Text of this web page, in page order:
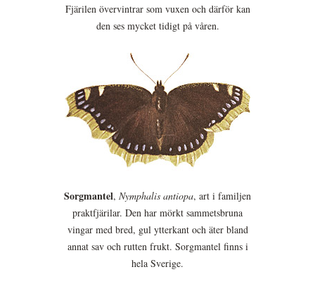
Fjärilen övervintrar som vuxen och därför kan
den ses mycket tidigt på våren.
Sorgmantel, Nymphalis antiopa, art i familjen
praktfjärilar. Den har mörkt sammetsbruna
vingar med bred, gul ytterkant och äter bland
annat sav och rutten frukt. Sorgmantel finns i
hela Sverige.